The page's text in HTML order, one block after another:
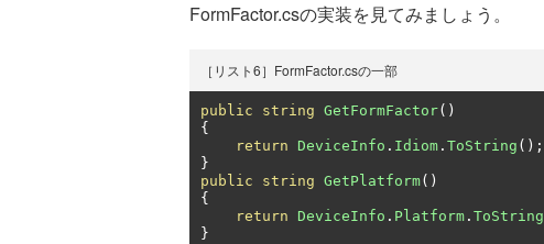
FormFactor.csの実装を見てみましょう。
［リスト6］FormFactor.csの一部
public string GetFormFactor()
{
return DeviceInfo . Idiom . ToString ();
}
public
string GetPlatform()
{
return DeviceInfo . Platform . ToString
}